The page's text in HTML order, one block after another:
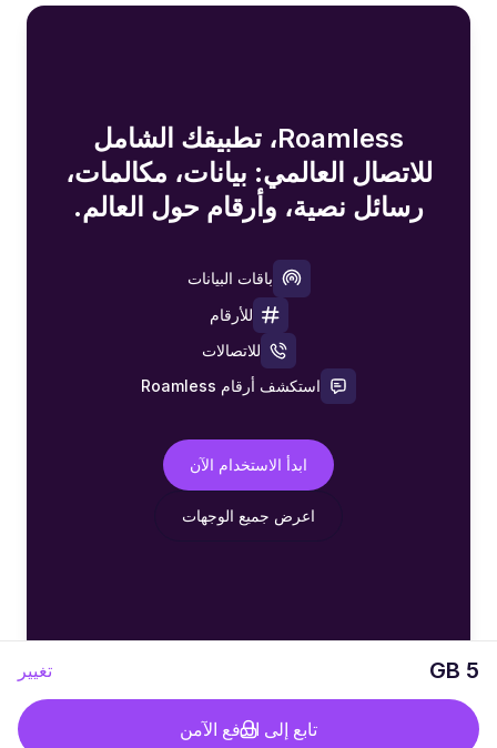
5 GB تغيير
تابع إلى الدفع الآمن
Roamless، تطبيقك الشامل
للاتصال العالمي: بيانات، مكالمات،
رسائل نصية، وأرقام حول العالم.
باقات البيانات
للأرقام
للاتصالات
استكشف أرقام Roamless
ابدأ الاستخدام الآن
اعرض جميع الوجهات